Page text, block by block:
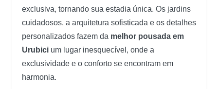
exclusiva, tornando sua estadia única. Os jardins
cuidadosos, a arquitetura sofisticada e os detalhes
personalizados fazem da melhor pousada em
Urubici um lugar inesquecível, onde a
exclusividade e o conforto se encontram em
harmonia.